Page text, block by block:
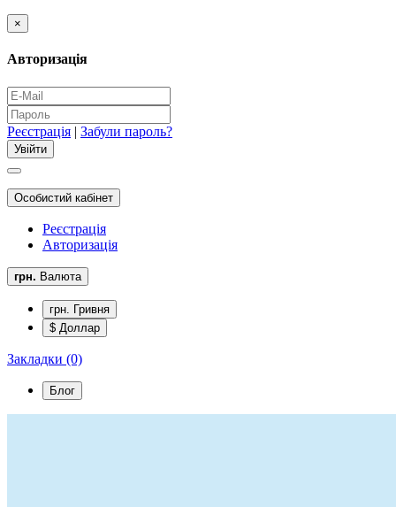
×
Авторизація
Реєстрація | Забули пароль?
Особистий кабінет
Реєстрація
Авторизація
грн. Валюта
грн. Гривня
$ Доллар
Закладки (0)
Блог